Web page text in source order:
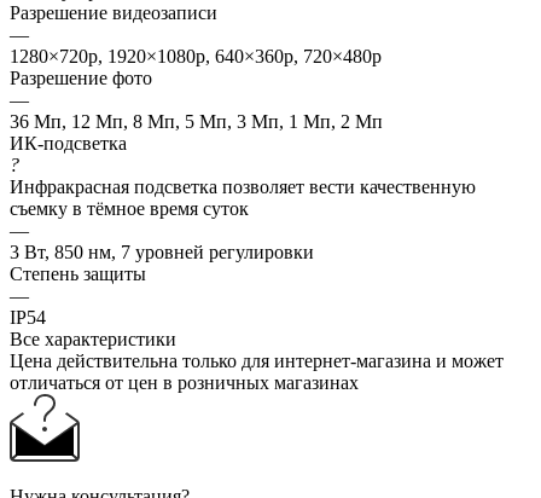
Разрешение видеозаписи
—
1280×720p, 1920×1080p, 640×360p, 720×480p
Разрешение фото
—
36 Мп, 12 Мп, 8 Мп, 5 Мп, 3 Мп, 1 Мп, 2 Мп
ИК-подсветка
?
Инфракрасная подсветка позволяет вести качественную
съемку в тёмное время суток
—
3 Вт, 850 нм, 7 уровней регулировки
Степень защиты
—
IP54
Все характеристики
Цена действительна только для интернет-магазина и может
отличаться от цен в розничных магазинах